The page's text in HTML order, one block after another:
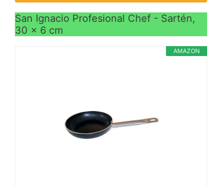
San Ignacio Profesional Chef - Sartén,
30 x 6 cm
AMAZON